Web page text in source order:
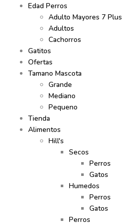
Edad Perros
Adulto Mayores 7 Plus
Adultos
Cachorros
Gatitos
Ofertas
Tamano Mascota
Grande
Mediano
Pequeno
Tienda
Alimentos
Hill's
Secos
Perros
Gatos
Humedos
Perros
Gatos
Perros